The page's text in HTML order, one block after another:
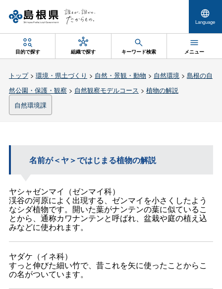
Language
目的で探す 組織で探す キーワード検索 メニュー
トップ> 環境・県土づくり > 自然・景観・動物 > 自然環境> 島根の自
然公園・保護・観察 > 自然観察モデルコース > 植物の解説
自然環境課
名前が＜ヤ＞ではじまる植物の解説
ヤシャゼンマイ（ゼンマイ科）
渓谷の河原によく出現する、ゼンマイを小さくしたよう
なシダ植物です。開いた葉がナンテンの葉に似ているこ
とから、通称カワナンテンと呼ばれ、盆栽や庭の植え込
みなどに使われます。
ヤダケ（イネ科）
すっと伸びた細い竹で、昔これを矢に使ったことからこ
の名がついています。